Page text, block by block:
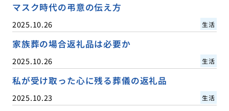
マスク時代の弔意の伝え方
2025.10.26 生活
家族葬の場合返礼品は必要か
2025.10.26 生活
私が受け取った心に残る葬儀の返礼品
2025.10.23 生活